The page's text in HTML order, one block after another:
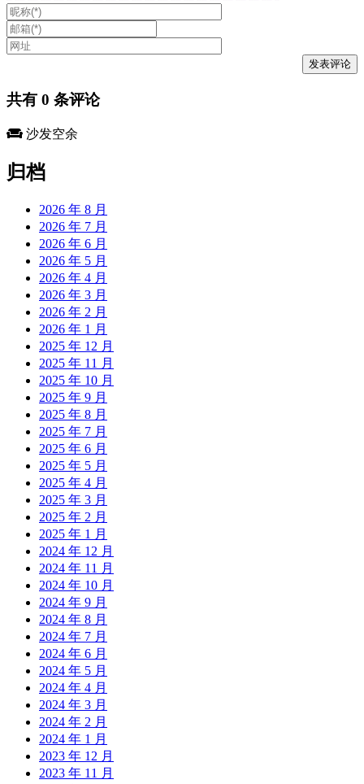
共有 0 条评论
沙发空余
归档
2026 年 8 月
2026 年 7 月
2026 年 6 月
2026 年 5 月
2026 年 4 月
2026 年 3 月
2026 年 2 月
2026 年 1 月
2025 年 12 月
2025 年 11 月
2025 年 10 月
2025 年 9 月
2025 年 8 月
2025 年 7 月
2025 年 6 月
2025 年 5 月
2025 年 4 月
2025 年 3 月
2025 年 2 月
2025 年 1 月
2024 年 12 月
2024 年 11 月
2024 年 10 月
2024 年 9 月
2024 年 8 月
2024 年 7 月
2024 年 6 月
2024 年 5 月
2024 年 4 月
2024 年 3 月
2024 年 2 月
2024 年 1 月
2023 年 12 月
2023 年 11 月